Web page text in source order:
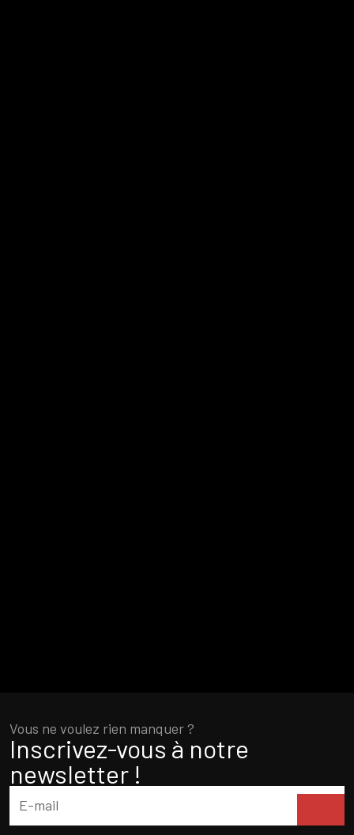
Vous ne voulez rien manquer ?
Inscrivez-vous à notre
newsletter !